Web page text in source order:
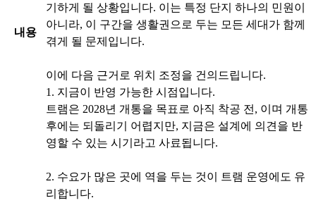
내용
기하게 될 상황입니다. 이는 특정 단지 하나의 민원이
아니라, 이 구간을 생활권으로 두는 모든 세대가 함께
겪게 될 문제입니다.
이에 다음 근거로 위치 조정을 건의드립니다.
1. 지금이 반영 가능한 시점입니다.
트램은 2028년 개통을 목표로 아직 착공 전, 이며 개통
후에는 되돌리기 어렵지만, 지금은 설계에 의견을 반
영할 수 있는 시기라고 사료됩니다.
2. 수요가 많은 곳에 역을 두는 것이 트램 운영에도 유
리합니다.